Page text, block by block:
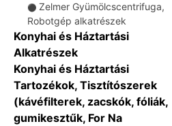
⚫ Zelmer Gyümölcscentrifuga,
Robotgép alkatrészek
Konyhai és Háztartási
Alkatrészek
Konyhai és Háztartási
Tartozékok, Tisztítószerek
(kávéfilterek, zacskók, fóliák,
gumikesztűk, For Na